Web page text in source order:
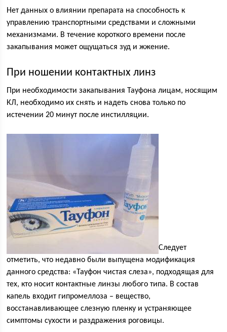
Нет данных о влиянии препарата на способность к
управлению транспортными средствами и сложными
механизмами. В течение короткого времени после
закапывания может ощущаться зуд и жжение.
При ношении контактных линз
При необходимости закапывания Тауфона лицам, носящим
КЛ, необходимо их снять и надеть снова только по
истечении 20 минут после инстилляции.
Следует
отметить, что недавно были выпущена модификация
данного средства: «Тауфон чистая слеза», подходящая для
тех, кто носит контактные линзы любого типа. В состав
капель входит гипромеллоза – вещество,
восстанавливающее слезную пленку и устраняющее
симптомы сухости и раздражения роговицы.